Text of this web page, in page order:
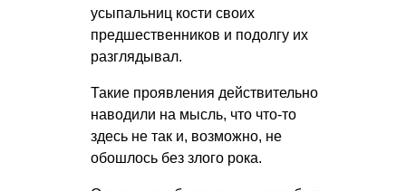
усыпальниц кости своих
предшественников и подолгу их
разглядывал.
Такие проявления действительно
наводили на мысль, что что-то
здесь не так и, возможно, не
обошлось без злого рока.